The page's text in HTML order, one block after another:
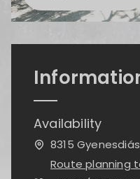
Availability
8315
Route planning